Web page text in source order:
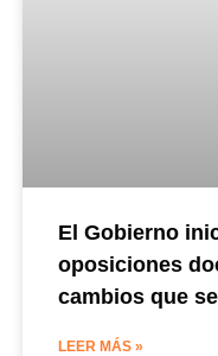
El Gobierno
oposiciones
cambios que
LEER MÁS »